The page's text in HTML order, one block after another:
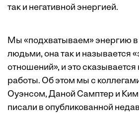
так и негативной энергией.
Мы «подхватываем» энергию
людьми, она так и называется
отношений», и это сказывается
работы. Об этом мы с
Оуэнсом, Даной Самптер и
писали в опубликованной